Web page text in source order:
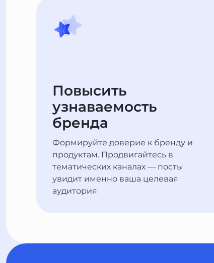
Повысить
узнаваемость
бренда
Формируйте доверие к бренду и
продуктам. Продвигайтесь в
тематических каналах — посты
увидит именно ваша целевая
аудитория